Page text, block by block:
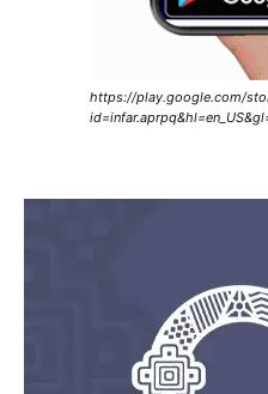
https://play.google.com/